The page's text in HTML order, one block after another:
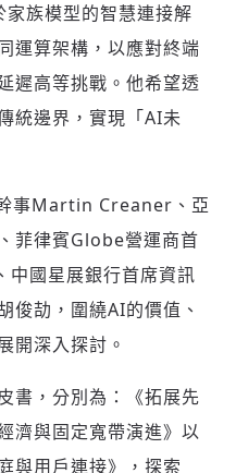
家族模型的智慧連接解
運算架構，以應對終端
遲高等挑戰。他希望透
統邊界，實現「AI未
事Martin Creaner、亞
菲律賓Globe營運商首
國星展銀行首席資訊
俊劼，圍繞AI的價值、
開深入探討。
書，分別為：《拓展先
濟與固定寬帶演進》以
與用戶連接》，探索